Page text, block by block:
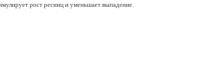
рост ресниц и уменьшает выпадение.